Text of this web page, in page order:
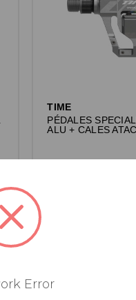
TIME
PÉDALES
ALU + CALES
Error